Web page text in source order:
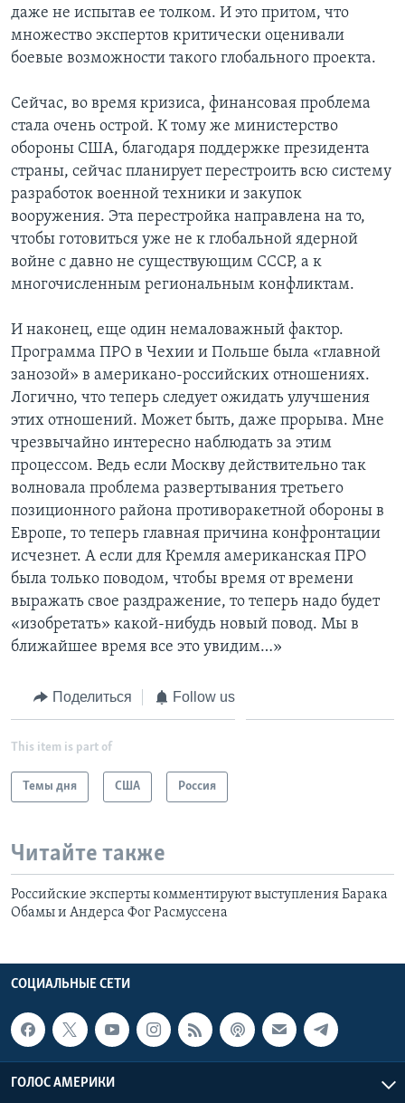
даже не испытав ее толком. И это притом, что
множество экспертов критически оценивали
боевые возможности такого глобального проекта.
Сейчас, во время кризиса, финансовая проблема
стала очень острой. К тому же министерство
обороны США, благодаря поддержке президента
страны, сейчас планирует перестроить всю систему
разработок военной техники и закупок
вооружения. Эта перестройка направлена на то,
чтобы готовиться уже не к глобальной ядерной
войне с давно не существующим СССР, а к
многочисленным региональным конфликтам.
И наконец, еще один немаловажный фактор.
Программа ПРО в Чехии и Польше была «главной
занозой» в американо-российских отношениях.
Логично, что теперь следует ожидать улучшения
этих отношений. Может быть, даже прорыва. Мне
чрезвычайно интересно наблюдать за этим
процессом. Ведь если Москву действительно так
волновала проблема развертывания третьего
позиционного района противоракетной обороны в
Европе, то теперь главная причина конфронтации
исчезнет. А если для Кремля американская ПРО
была только поводом, чтобы время от времени
выражать свое раздражение, то теперь надо будет
«изобретать» какой-нибудь новый повод. Мы в
ближайшее время все это увидим…»
Поделиться Follow us
This item is part of
Темы дня США Россия
Читайте также
Российские эксперты комментируют выступления Барака
Обамы и Андерса Фог Расмуссена
СОЦИАЛЬНЫЕ СЕТИ
ГОЛОС АМЕРИКИ